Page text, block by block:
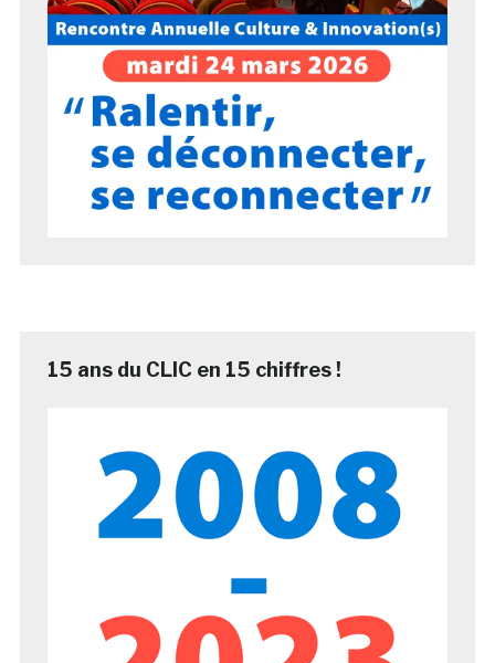
15 ans du CLIC en 15 chiffres !